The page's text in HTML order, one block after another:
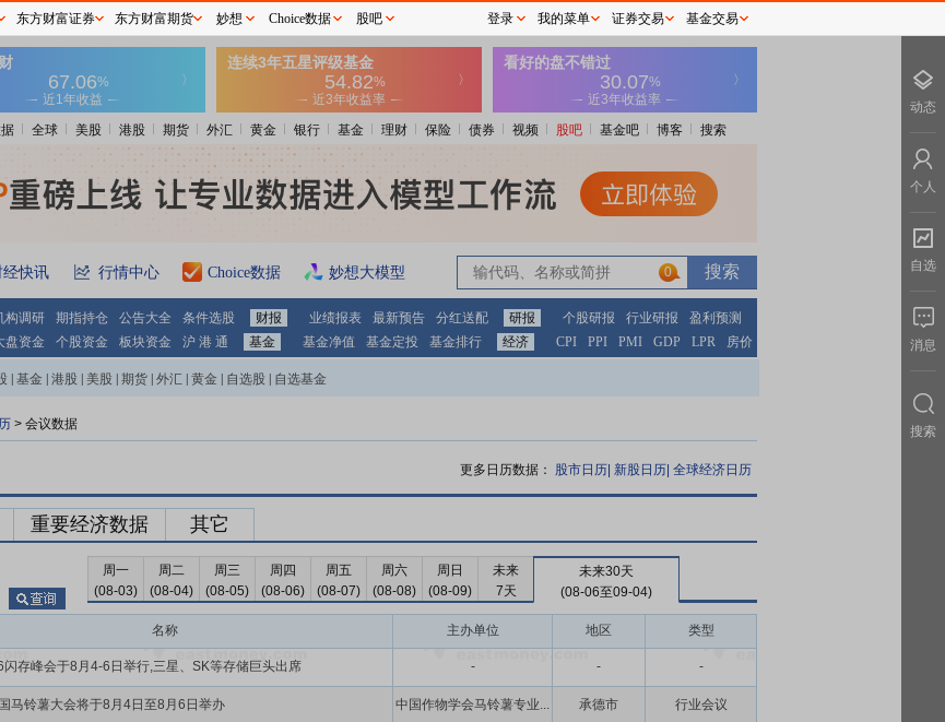
全球 美股 港股 期货 外汇 黄金 银行 基金 理财 保险 债券 视频 股吧 基金吧 博客 搜索
快讯 行情中心 Choice数据 妙想大模型 0
构调研 期指持仓 公告大全 条件选股 财报 业绩报表 最新预告 分红送配 研报 个股研报 行业研报
盈利预测
盘资金 个股资金 板块资金 沪 港 通 基金 基金净值 基金定投 基金排行 经济 CPI PPI PMI GDP LPR 房价
基金 港股 美股 期货 外汇 黄金 自选股 自选基金
> 会议数据
更多日历数据： 股市日历| 新股日历| 全球经济日历
重要经济数据 其它
周一
(08-03)
周二
(08-04)
周三
(08-05)
周四
(08-06)
周五
(08-07)
周六
(08-08)
周日
(08-09)
未来
7天
未来30天
(08-06至09-04)
名称 主办单位 地区
类型
闪存峰会于8月4-6日举行,三星、SK等存储巨头出席 - -
-
马铃薯大会将于8月4日至8月6日举办 中国作物学会马铃薯专业... 承德市
行业会议
东方财富证券 东方财富期货 妙想 Choice数据 股吧 登录 我的菜单 证券交易 基金交易
动态
个人
自选
消息
搜索